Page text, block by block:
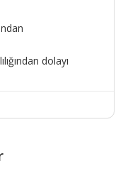
dolayı